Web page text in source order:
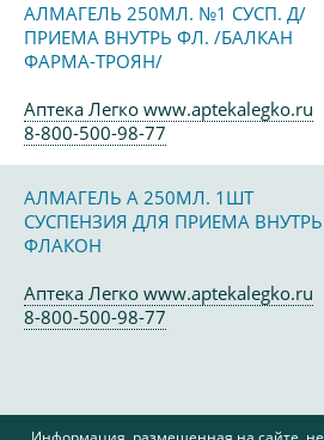
АЛМАГЕЛЬ 250МЛ. №1 СУСП. Д/
ПРИЕМА ВНУТРЬ ФЛ. /БАЛКАН
ФАРМА-ТРОЯН/
Аптека Легко www.aptekalegko.ru
8-800-500-98-77
АЛМАГЕЛЬ А 250МЛ. 1ШТ
СУСПЕНЗИЯ ДЛЯ ПРИЕМА ВНУТРЬ
ФЛАКОН
Аптека Легко www.aptekalegko.ru
8-800-500-98-77